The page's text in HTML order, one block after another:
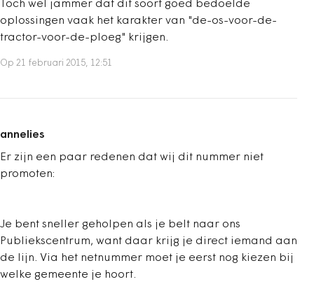
Toch wel jammer dat dit soort goed bedoelde
oplossingen vaak het karakter van "de-os-voor-de-
tractor-voor-de-ploeg" krijgen.
Op 21 februari 2015, 12:51
annelies
Er zijn een paar redenen dat wij dit nummer niet
promoten:
Je bent sneller geholpen als je belt naar ons
Publiekscentrum, want daar krijg je direct iemand aan
de lijn. Via het netnummer moet je eerst nog kiezen bij
welke gemeente je hoort.